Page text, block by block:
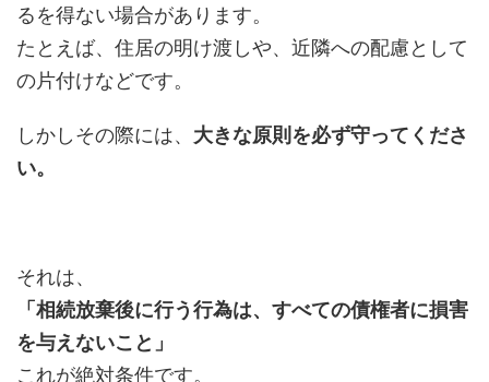
るを得ない場合があります。
たとえば、住居の明け渡しや、近隣への配慮として
の片付けなどです。
しかしその際には、 大きな原則を必ず守ってくださ
い。
それは、
「相続放棄後に行う行為は、すべての債権者に損害
を与えないこと」
これが絶対条件です。